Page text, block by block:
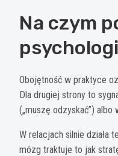
Na czym
Obojętność w praktyce
Dla drugiej strony to
(„muszę odzyskać”)
W relacjach silnie działa
mózg traktuje to jak